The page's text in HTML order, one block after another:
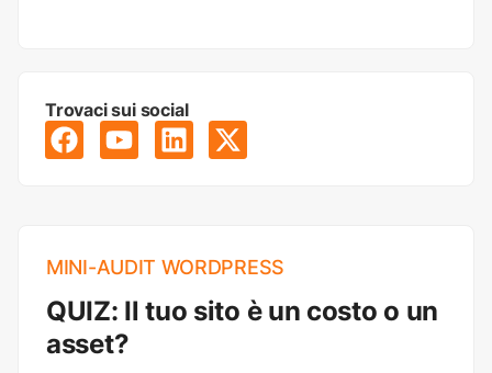
Trovaci sui social
MINI-AUDIT WORDPRESS
QUIZ: Il tuo sito è un costo o un
asset?